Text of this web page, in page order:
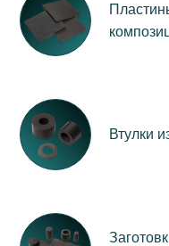
Втулки